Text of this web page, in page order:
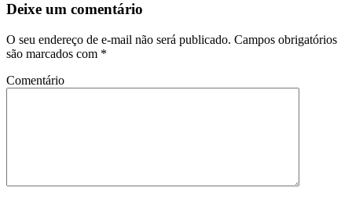
Deixe um comentário
O seu endereço de e-mail não será publicado. Campos obrigatórios
são marcados com *
Comentário